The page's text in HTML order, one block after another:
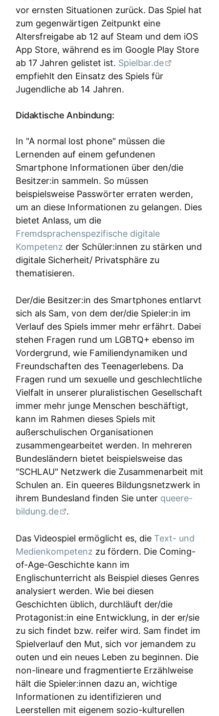
vor ernsten Situationen zurück. Das Spiel hat
zum gegenwärtigen Zeitpunkt eine
Altersfreigabe ab 12 auf Steam und dem iOS
App Store, während es im Google Play Store
ab 17 Jahren gelistet ist. Spielbar.de
empfiehlt den Einsatz des Spiels für
Jugendliche ab 14 Jahren.
Didaktische Anbindung:
In "A normal lost phone" müssen die
Lernenden auf einem gefundenen
Smartphone Informationen über den/die
Besitzer:in sammeln. So müssen
beispielsweise Passwörter erraten werden,
um an diese Informationen zu gelangen. Dies
bietet Anlass, um die
Fremdsprachenspezifische digitale
Kompetenz der Schüler:innen zu stärken und
digitale Sicherheit/ Privatsphäre zu
thematisieren.
Der/die Besitzer:in des Smartphones entlarvt
sich als Sam, von dem der/die Spieler:in im
Verlauf des Spiels immer mehr erfährt. Dabei
stehen Fragen rund um LGBTQ+ ebenso im
Vordergrund, wie Familiendynamiken und
Freundschaften des Teenagerlebens. Da
Fragen rund um sexuelle und geschlechtliche
Vielfalt in unserer pluralistischen Gesellschaft
immer mehr junge Menschen beschäftigt,
kann im Rahmen dieses Spiels mit
außerschulischen Organisationen
zusammengearbeitet werden. In mehreren
Bundesländern bietet beispielsweise das
"SCHLAU" Netzwerk die Zusammenarbeit mit
Schulen an. Ein queeres Bildungsnetzwerk in
ihrem Bundesland finden Sie unter queere-
bildung.de
.
Das Videospiel ermöglicht es, die Text- und
Medienkompetenz zu fördern. Die Coming-
of-Age-Geschichte kann im
Englischunterricht als Beispiel dieses Genres
analysiert werden. Wie bei diesen
Geschichten üblich, durchläuft der/die
Protagonist:in eine Entwicklung, in der er/sie
zu sich findet bzw. reifer wird. Sam findet im
Spielverlauf den Mut, sich vor jemandem zu
outen und ein neues Leben zu beginnen. Die
non-lineare und fragmentierte Erzählweise
hält die Spieler:innen dazu an, wichtige
Informationen zu identifizieren und
Leerstellen mit eigenem sozio-kulturellen